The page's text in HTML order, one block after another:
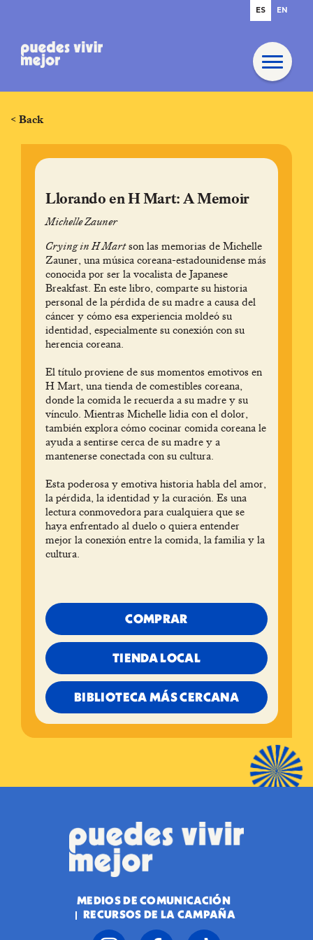
< Back
Llorando en H Mart: A Memoir
Michelle Zauner
Crying in H Martson las memorias de Michelle
Zauner, una música coreana-estadounidense más
conocida por ser la vocalista de Japanese
Breakfast. En este libro, comparte su historia
personal de la pérdida de su madre a causa del
cáncer y cómo esa experiencia moldeó su
identidad, especialmente su conexión con su
herencia coreana.
El título proviene de sus momentos emotivos en
H Mart, una tienda de comestibles coreana,
donde la comida le recuerda a su madre y su
vínculo. Mientras Michelle lidia con el dolor,
también explora cómo cocinar comida coreana le
ayuda a sentirse cerca de su madre y a
mantenerse conectada con su cultura.
Esta poderosa y emotiva historia habla del amor,
la pérdida, la identidad y la curación. Es una
lectura conmovedora para cualquiera que se
haya enfrentado al duelo o quiera entender
mejor la conexión entre la comida, la familia y la
cultura.
COMPRAR
TIENDA LOCAL
BIBLIOTECA MÁS CERCANA
MEDIOS DE COMUNICACIÓN
RECURSOS DE LA CAMPAÑA
ES EN